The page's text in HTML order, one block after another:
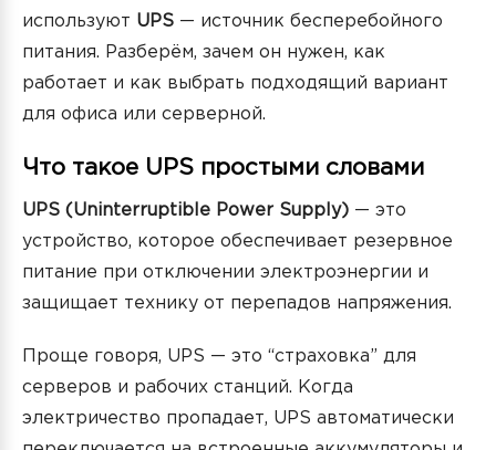
используют UPS — источник бесперебойного
питания. Разберём, зачем он нужен, как
работает и как выбрать подходящий вариант
для офиса или серверной.
Что такое UPS простыми словами
UPS (Uninterruptible Power Supply) — это
устройство, которое обеспечивает резервное
питание при отключении электроэнергии и
защищает технику от перепадов напряжения.
Проще говоря, UPS — это “страховка” для
серверов и рабочих станций. Когда
электричество пропадает, UPS автоматически